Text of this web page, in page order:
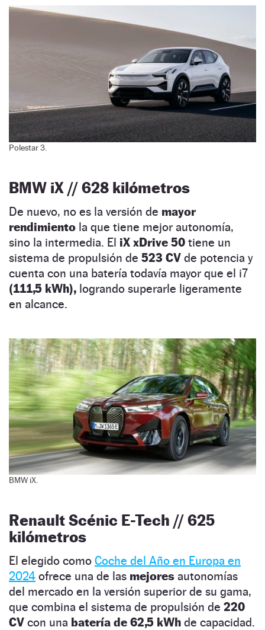
Polestar 3.
BMW iX // 628 kilómetros
De nuevo, no es la versión de mayor
rendimiento la que tiene mejor autonomía,
sino la intermedia. El iX xDrive 50 tiene un
sistema de propulsión de 523 CV de potencia y
cuenta con una batería todavía mayor que el i7
(111,5 kWh), logrando superarle ligeramente
en alcance.
BMW iX.
Renault Scénic E-Tech // 625
kilómetros
El elegido como Coche del Año en Europa en
2024 ofrece una de las mejores autonomías
del mercado en la versión superior de su gama,
que combina el sistema de propulsión de 220
CV con una batería de 62,5 kWh de capacidad.